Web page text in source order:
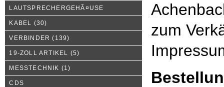
LAUTSPRECHERGEHÃ¤USE
KABEL (30)
VERBINDER (139)
19-ZOLL ARTIKEL (5)
MESSTECHNIK (1)
CDS
zum